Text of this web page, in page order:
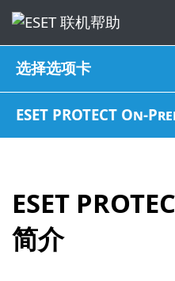
选择选项卡
ESET PROTECT On-
ESET
简介